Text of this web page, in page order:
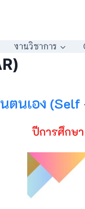
งานวิชาการ
ตนเอง (Self
ปีการศึกษ